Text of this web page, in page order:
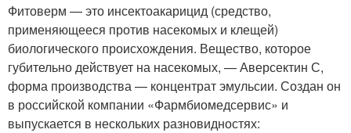
Фитоверм — это инсектоакарицид (средство,
применяющееся против насекомых и клещей)
биологического происхождения. Вещество, которое
губительно действует на насекомых, — Аверсектин С,
форма производства — концентрат эмульсии. Создан он
в российской компании «Фармбиомедсервис» и
выпускается в нескольких разновидностях: